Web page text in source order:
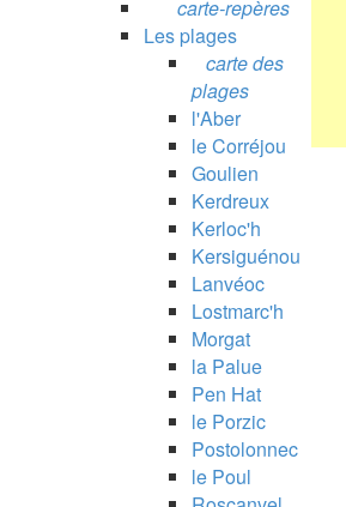
carte-repères
Les plages
carte des
plages
l'Aber
le Corréjou
Goulien
Kerdreux
Kerloc'h
Kersiguénou
Lanvéoc
Lostmarc'h
Morgat
la Palue
Pen Hat
le Porzic
Postolonnec
le Poul